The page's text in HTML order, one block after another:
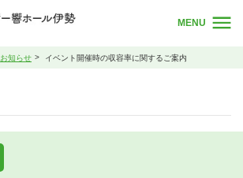
MENU
お知らせ イベント開催時の収容率に関するご案内